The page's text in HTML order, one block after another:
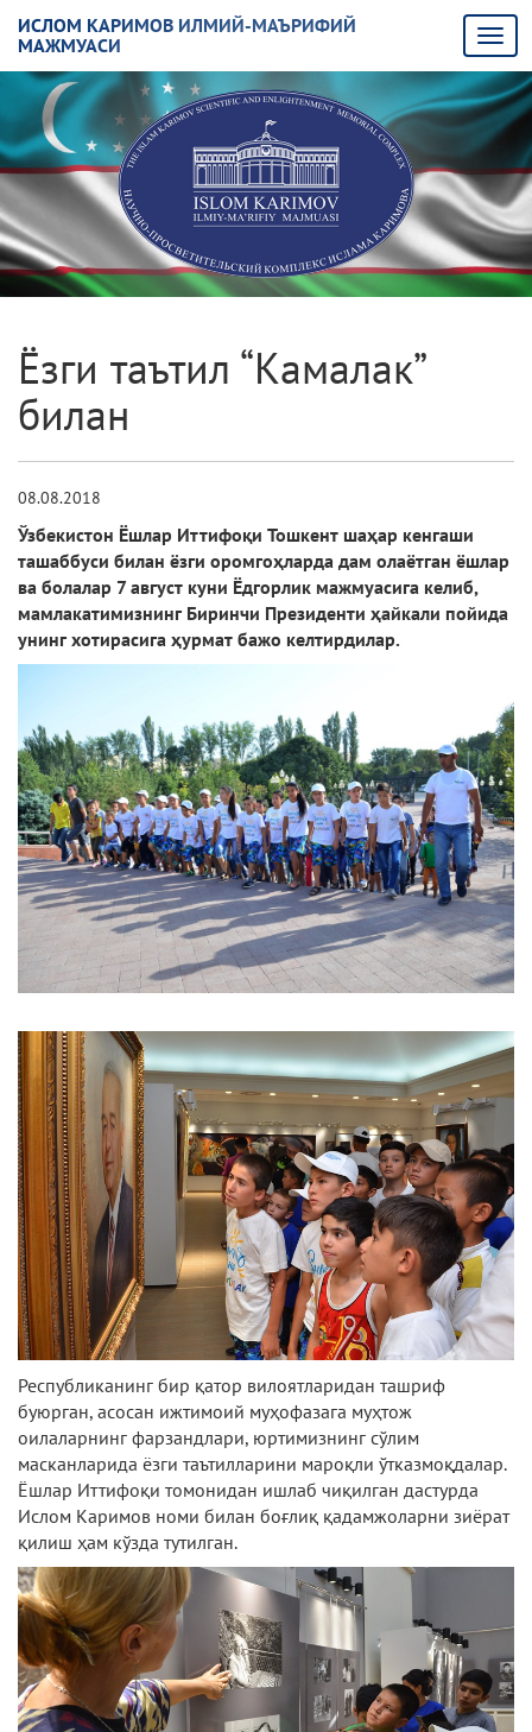
ИСЛОМ КАРИМОВ ИЛМИЙ-МАЪРИФИЙ
МАЖМУАСИ
Ёзги таътил “Камалак”
билан
08.08.2018
Ўзбекистон Ёшлар Иттифоқи Тошкент шаҳар кенгаши
ташаббуси билан ёзги оромгоҳларда дам олаётган ёшлар
ва болалар 7 август куни Ёдгорлик мажмуасига келиб,
мамлакатимизнинг Биринчи Президенти ҳайкали пойида
унинг хотирасига ҳурмат бажо келтирдилар.
Республиканинг бир қатор вилоятларидан ташриф
буюрган, асосан ижтимоий муҳофазага муҳтож
оилаларнинг фарзандлари, юртимизнинг сўлим
масканларида ёзги таътилларини мароқли ўтказмоқдалар.
Ёшлар Иттифоқи томонидан ишлаб чиқилган дастурда
Ислом Каримов номи билан боғлиқ қадамжоларни зиёрат
қилиш ҳам кўзда тутилган.